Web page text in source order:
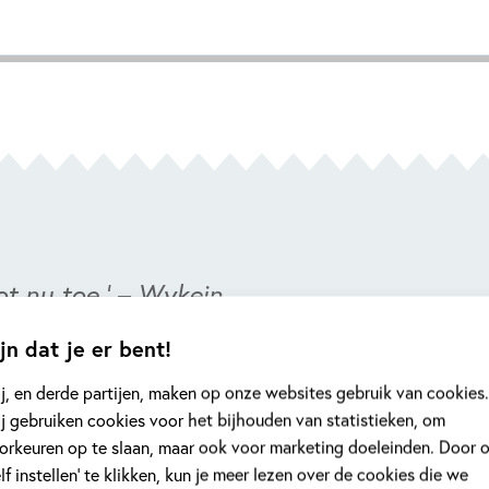
dat je er bent!
en derde partijen, maken op onze websites gebruik van cookies.
gebruiken cookies voor het bijhouden van statistieken, om
op te slaan, maar ook voor marketing doeleinden. Door
instellen’ te klikken, kun je meer lezen over de cookies die we
nu toe.’ – Wykein
biedt het beste van literatuur en young
nu toe.’ – Wykein
biedt het beste van literatuur en young